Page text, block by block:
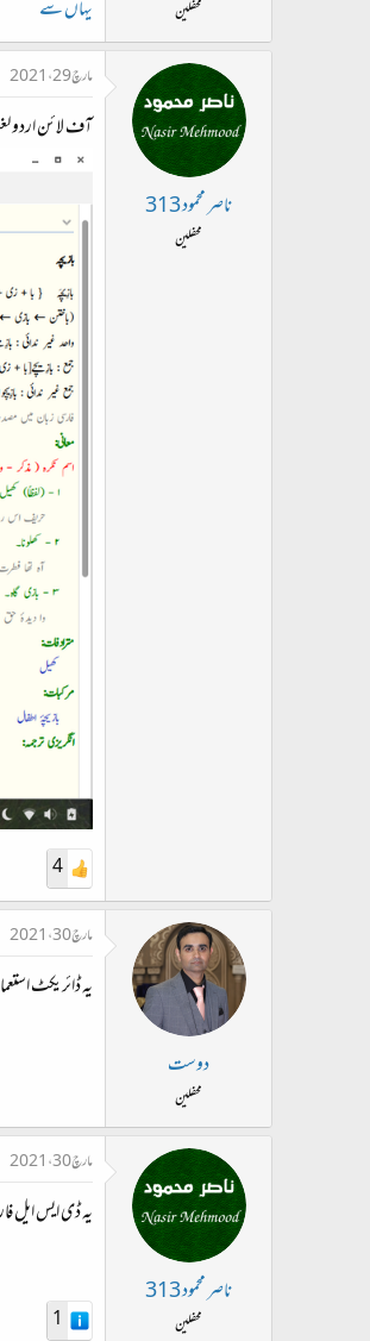
محفلین یہاں سے
ناصر محمود 313
محفلین
مارچ 29، 2021
آف لائن اردو
4
دوست
محفلین
مارچ 30، 2021
یہ ڈائریکٹ
ناصر محمود 313
محفلین
مارچ 30، 2021
یہ ڈی ایس ایل
1